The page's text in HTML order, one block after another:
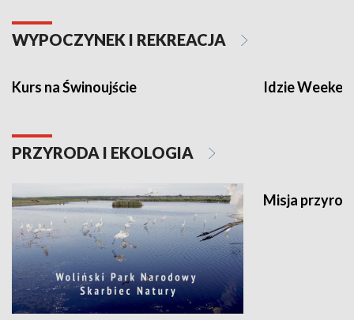
WYPOCZYNEK I REKREACJA
Kurs na Świnoujście Idzie
PRZYRODA I EKOLOGIA
Misja